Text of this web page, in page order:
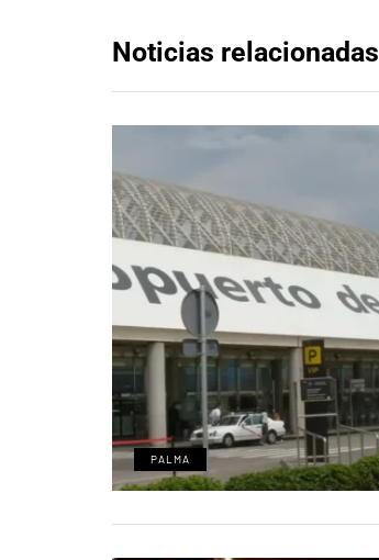
Noticias relacionadas
PALMA